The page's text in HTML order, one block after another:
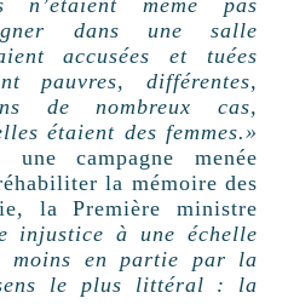
n’étaient même pas
dans une salle
accusées et tuées
pauvres, différentes,
de nombreux cas,
étaient des femmes.»
campagne menée
la mémoire des
la Première ministre
injustice à une échelle
moins en partie par la
le plus littéral : la